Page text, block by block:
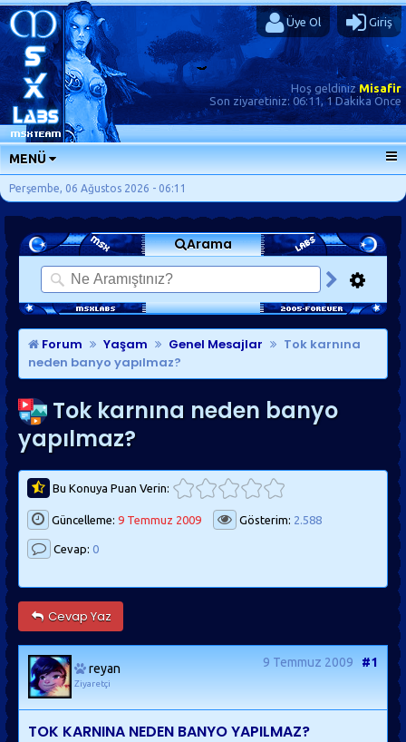
Üye Ol Giriş
Hoş geldinizMisafir
Son ziyaretiniz: 06:11, 1 Dakika Önce
MENÜ
ANA SAYFA
FORUMLAR
SORU-CEVAP
GÜNLÜKLER
SON MESAJLAR
KISAYOLLAR
Perşembe, 06 Ağustos 2026 - 06:11
Arama
Forum Yaşam Genel Mesajlar
Tok karnına
neden banyo yapılmaz?
Tok karnına neden banyo
yapılmaz?
Bu Konuya Puan Verin:
Güncelleme: 9 Temmuz 2009 Gösterim: 2.588
Cevap: 0
Cevap Yaz
reyan
Ziyaretçi
9 Temmuz 2009 #1
TOK KARNINA NEDEN BANYO YAPILMAZ?